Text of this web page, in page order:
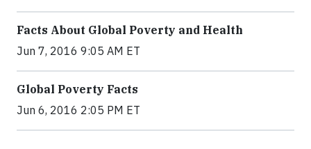
Facts About Global Poverty and Health
Jun 7, 2016 9:05 AM ET
Global Poverty Facts
Jun 6, 2016 2:05 PM ET